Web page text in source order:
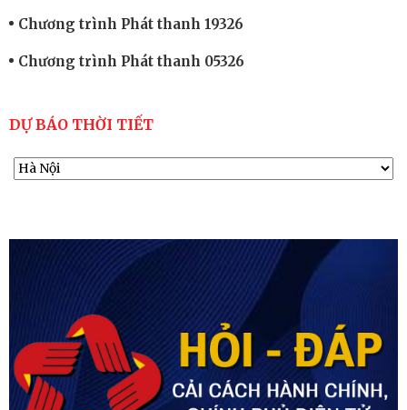
Chương trình Phát thanh 19326
Chương trình Phát thanh 05326
DỰ BÁO THỜI TIẾT